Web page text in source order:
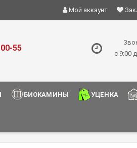
Мой аккаунт
55
с 9:00
БИОКАМИНЫ УЦЕНКА